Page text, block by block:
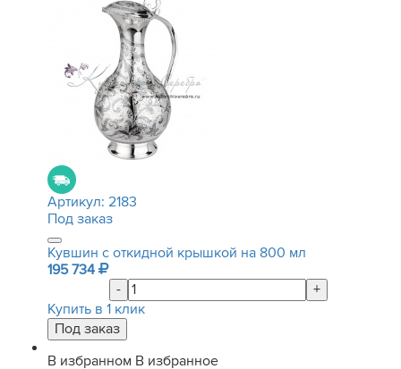
Артикул: 2183
Под заказ
Кувшин с откидной крышкой на 800 мл
195 734
-
+
Купить в 1 клик
В избранном В избранное